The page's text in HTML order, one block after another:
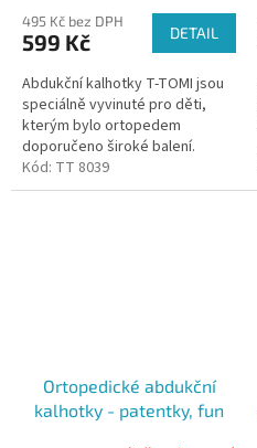
495 Kč bez DPH
599 Kč DETAIL
Abdukční kalhotky T-TOMI jsou
speciálně vyvinuté pro děti,
kterým bylo ortopedem
doporučeno široké balení.
Kalhotky udržují kyčle dítěte ve
správném postavení díky všité...
Kód: TT 8039
Ortopedické abdukční
kalhotky - patentky, fun